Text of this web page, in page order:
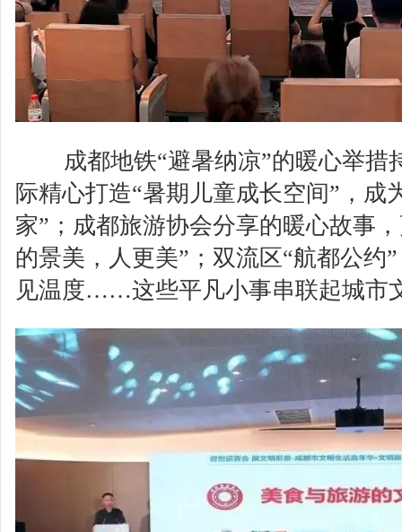
成都地铁“避暑纳凉”的暖心举措
际精心打造“暑期儿童成长空间”，成
家”；成都旅游协会分享的暖心故事
的景美，人更美”；双流区“航都公约
见温度……这些平凡小事串联起城市